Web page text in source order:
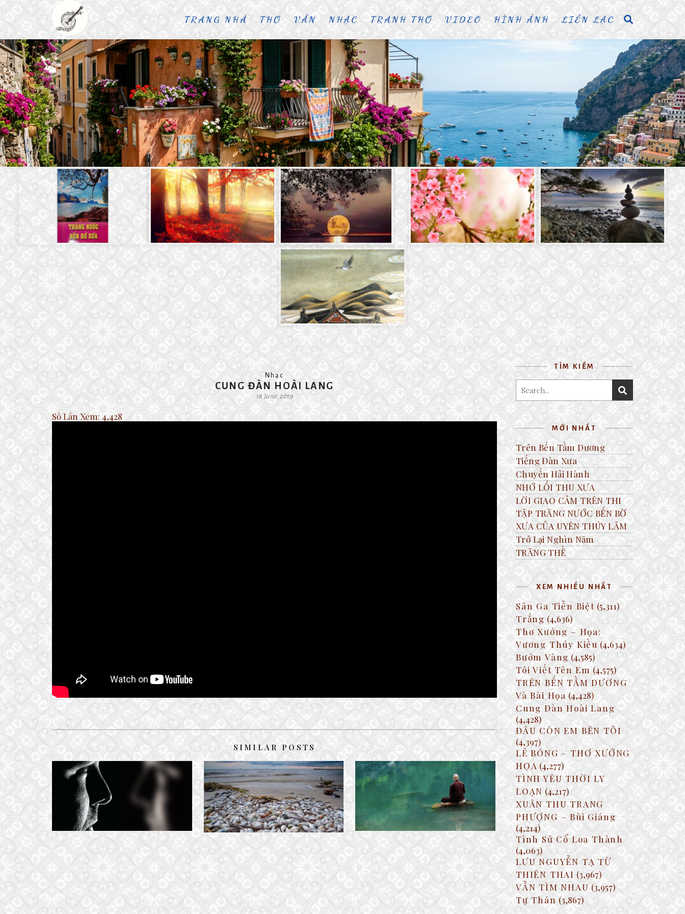
TRANG NHÀ THƠ VĂN NHẠC TRANH THƠ VIDEO HÌNH ẢNH LIÊN LẠC
Nhạc
CUNG ĐÀN HOÀI LANG
18 June, 2019
Số Lần Xem: 4,428
SIMILAR POSTS
TỰ THÁN
2 March, 2019
THƯƠNG BIỂN MIỀN TRUNG
5 November, 2016
THÍCH TUỆ SĨ
30 April, 2024
TÌM KIẾM
MỚI NHẤT
Trên Bến Tầm Dương
Tiếng Đàn Xưa
Chuyến Hải Hành
NHỚ LỐI THU XƯA
LỜI GIAO CẢM TRÊN THI
TẬP TRĂNG NƯỚC BẾN BỜ
XƯA CỦA UYÊN THÚY LÂM
Trở Lại Nghìn Năm
TRĂNG THỀ
XEM NHIỀU NHẤT
Sân Ga Tiễn Biệt (5,311)
Trắng (4,636)
Thơ Xướng – Họa:
Vương Thúy Kiều (4,634)
Bướm Vàng (4,585)
Tôi Viết Tên Em (4,575)
TRÊN BẾN TẦM DƯƠNG
Và Bài Họa (4,428)
Cung Đàn Hoài Lang
(4,428)
ĐÂU CÒN EM BÊN TÔI
(4,397)
LẺ BÓNG – THƠ XƯỚNG
HỌA (4,277)
TÌNH YÊU THỜI LY
LOẠN (4,217)
XUÂN THU TRANG
PHƯỢNG – Bùi Giáng
(4,214)
Tình Sử Cổ Loa Thành
(4,063)
LƯU NGUYỄN TẠ TỪ
THIÊN THAI (3,967)
VẪN TÌM NHAU (3,957)
Tự Thán (3,867)